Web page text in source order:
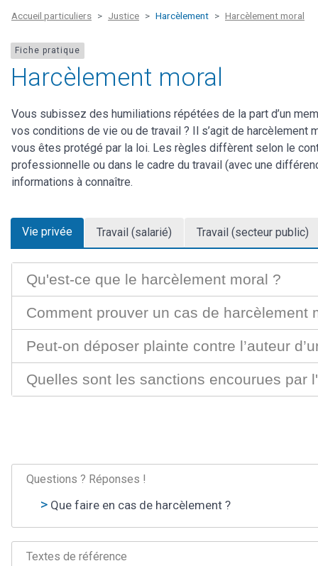
Accueil particuliers Justice Harcèlement Harcèlement moral
Fiche pratique
Harcèlement moral
Vous subissez des humiliations répétées de la part d’un
vos conditions de vie ou de travail ? Il s’agit de
vous êtes protégé par la loi. Les règles diffèrent selon le
professionnelle ou dans le cadre du travail (avec une
informations à connaître.
Vie privée Travail (salarié) Travail (secteur public)
Qu'est-ce que le harcèlement moral ?
Comment prouver un cas de harcèlement
Peut-on déposer plainte contre l’auteur
Quelles sont les sanctions encourues par
Questions ? Réponses !
Que faire en cas de harcèlement ?
Textes de référence